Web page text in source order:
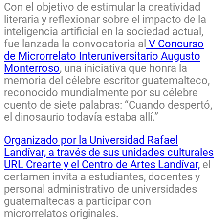
Con el objetivo de estimular la creatividad
literaria y reflexionar sobre el impacto de la
inteligencia artificial en la sociedad actual,
fue lanzada la convocatoria al V Concurso
de Microrrelato Interuniversitario Augusto
Monterroso, una iniciativa que honra la
memoria del célebre escritor guatemalteco,
reconocido mundialmente por su célebre
cuento de siete palabras: “Cuando despertó,
el dinosaurio todavía estaba allí.”
Organizado por la Universidad Rafael
Landívar, a través de sus unidades culturales
URL Crearte y el Centro de Artes Landívar, el
certamen invita a estudiantes, docentes y
personal administrativo de universidades
guatemaltecas a participar con
microrrelatos originales.